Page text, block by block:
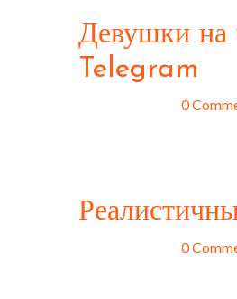
Девушки на
Telegram
0
0